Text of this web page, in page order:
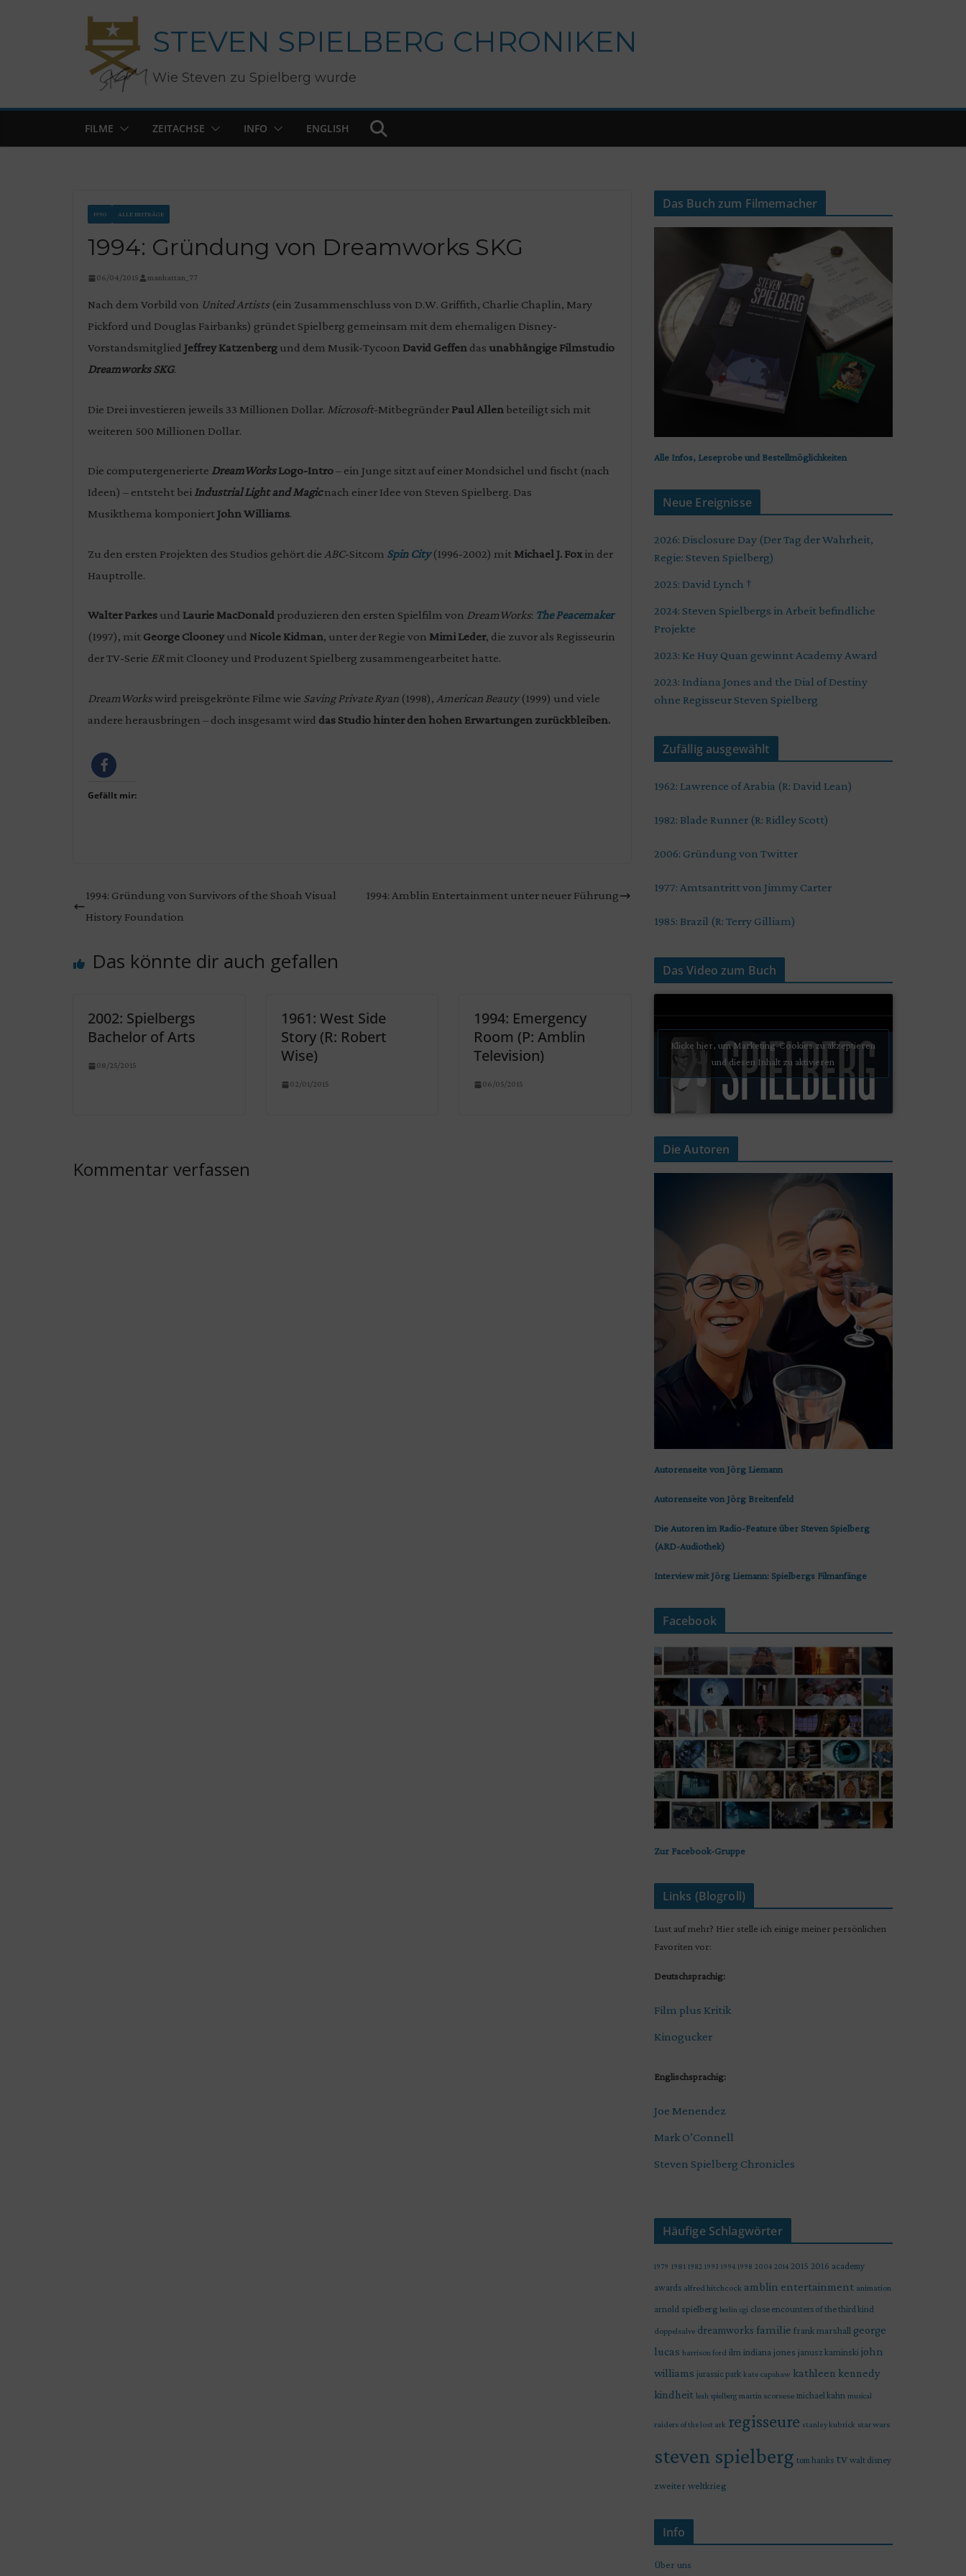
STEVEN SPIELBERG CHRONIKEN
Wie Steven zu Spielberg wurde
FILME ZEITACHSE INFO ENGLISH
1990 ALLE BEITRÄGE
1994: Gründung von Dreamworks SKG
06/04/2015 manhattan_77
Nach dem Vorbild von United Artists (ein Zusammenschluss von D.W. Griffith, Charlie Chaplin, Mary
Pickford und Douglas Fairbanks) gründet Spielberg gemeinsam mit dem ehemaligen Disney-
Vorstandsmitglied Jeffrey Katzenberg und dem Musik-Tycoon David Geffen das unabhängige Filmstudio
Dreamworks SKG.
Die Drei investieren jeweils 33 Millionen Dollar. Microsoft-Mitbegründer Paul Allen beteiligt sich mit
weiteren 500 Millionen Dollar.
Die computergenerierte DreamWorksLogo-Intro– ein Junge sitzt auf einer Mondsichel und fischt (nach
Ideen) – entsteht bei Industrial Light and Magicnach einer Idee von Steven Spielberg. Das
Musikthema komponiert John Williams.
Zu den ersten Projekten des Studios gehört die ABC-Sitcom Spin City(1996-2002) mit Michael J. Fox in der
Hauptrolle.
Walter Parkes und Laurie MacDonald produzieren den ersten Spielfilm von DreamWorks: The Peacemaker
(1997), mit George Clooney und Nicole Kidman, unter der Regie von Mimi Leder, die zuvor als Regisseurin
der TV-Serie ERmit Clooney und Produzent Spielberg zusammengearbeitet hatte.
DreamWorkswird preisgekrönte Filme wie Saving Private Ryan (1998), American Beauty(1999) und viele
andere herausbringen – doch insgesamt wird das Studio hinter den hohen Erwartungen zurückbleiben.
Gefällt mir:
1994: Gründung von Survivors of the Shoah Visual
History Foundation
1994: Amblin Entertainment unter neuer Führung
Das könnte dir auch gefallen
2002: Spielbergs
Bachelor of Arts
08/25/2015
1961: West Side
Story (R: Robert
Wise)
02/01/2015
1994: Emergency
Room (P: Amblin
Television)
06/05/2015
Kommentar verfassen
Das Buch zum Filmemacher
Alle Infos, Leseprobe und Bestellmöglichkeiten
Neue Ereignisse
2026: Disclosure Day (Der Tag der Wahrheit,
Regie: Steven Spielberg)
2025: David Lynch †
2024: Steven Spielbergs in Arbeit befindliche
Projekte
2023: Ke Huy Quan gewinnt Academy Award
2023: Indiana Jones and the Dial of Destiny
ohne Regisseur Steven Spielberg
Zufällig ausgewählt
1962: Lawrence of Arabia (R: David Lean)
1982: Blade Runner (R: Ridley Scott)
2006: Gründung von Twitter
1977: Amtsantritt von Jimmy Carter
1985: Brazil (R: Terry Gilliam)
Das Video zum Buch
Klicke hier, um Marketing-Cookies zu akzeptieren
und diesen Inhalt zu aktivieren
Die Autoren
Autorenseite von Jörg Liemann
Autorenseite von Jörg Breitenfeld
Die Autoren im Radio-Feature über Steven Spielberg
(ARD-Audiothek)
Interview mit Jörg Liemann: Spielbergs Filmanfänge
Facebook
Zur Facebook-Gruppe
Links (Blogroll)
Lust auf mehr? Hier stelle ich einige meiner persönlichen
Favoriten vor:
Deutschsprachig:
Film plus Kritik
Kinogucker
Englischsprachig:
Joe Menendez
Mark O’Connell
Steven Spielberg Chronicles
Häufige Schlagwörter
1979 1981 1982 1993 1994 1998 2004 2014 2015 2016 academy
awards alfred hitchcock amblin entertainment animation
arnold spielberg berlin cgi close encounters of the third kind
doppelsalve dreamworks familie frank marshall george
lucas harrison ford ilm indiana jones janusz kaminski john
williams jurassic park kate capshaw kathleen kennedy
kindheit leah spielberg martin scorsese michael kahn musical
raiders of the lost ark regisseure stanley kubrick star wars
steven spielberg tom hanks tv walt disney
zweiter weltkrieg
Info
Über uns